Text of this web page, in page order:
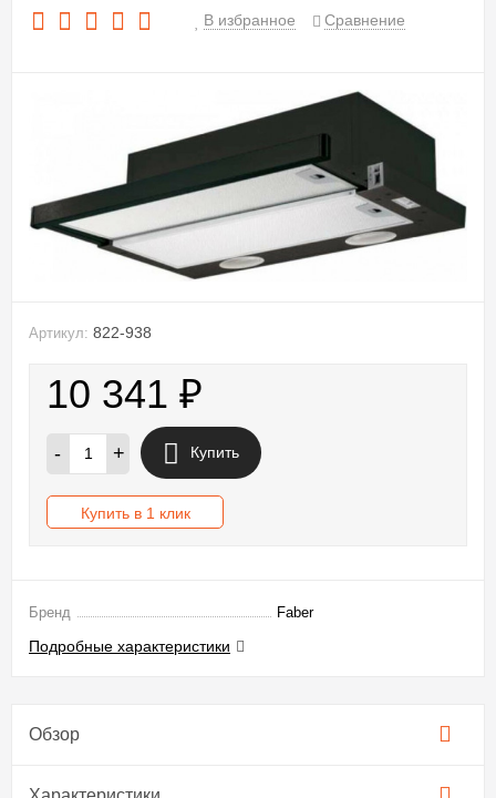
В избранное Сравнение
Артикул: 822-938
10 341 ₽
- + Купить
Купить в 1 клик
Бренд Faber
Подробные характеристики
Обзор